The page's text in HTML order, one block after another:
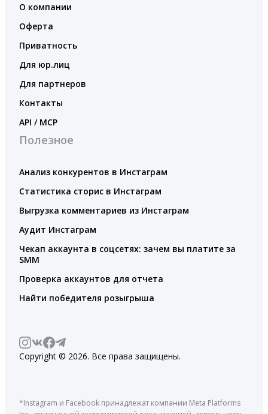
О компании
Оферта
Приватность
Для юр.лиц
Для партнеров
Контакты
API / MCP
Полезное
Анализ конкурентов в Инстаграм
Статистика сторис в Инстаграм
Выгрузка комментариев из Инстаграм
Аудит Инстаграм
Чекап аккаунта в соцсетях: зачем вы платите за
SMM
Проверка аккаунтов для отчета
Найти победителя розыгрыша
Copyright © 2026. Все права защищены.
*Instagram и Facebook принадлежат компании Meta Platforms